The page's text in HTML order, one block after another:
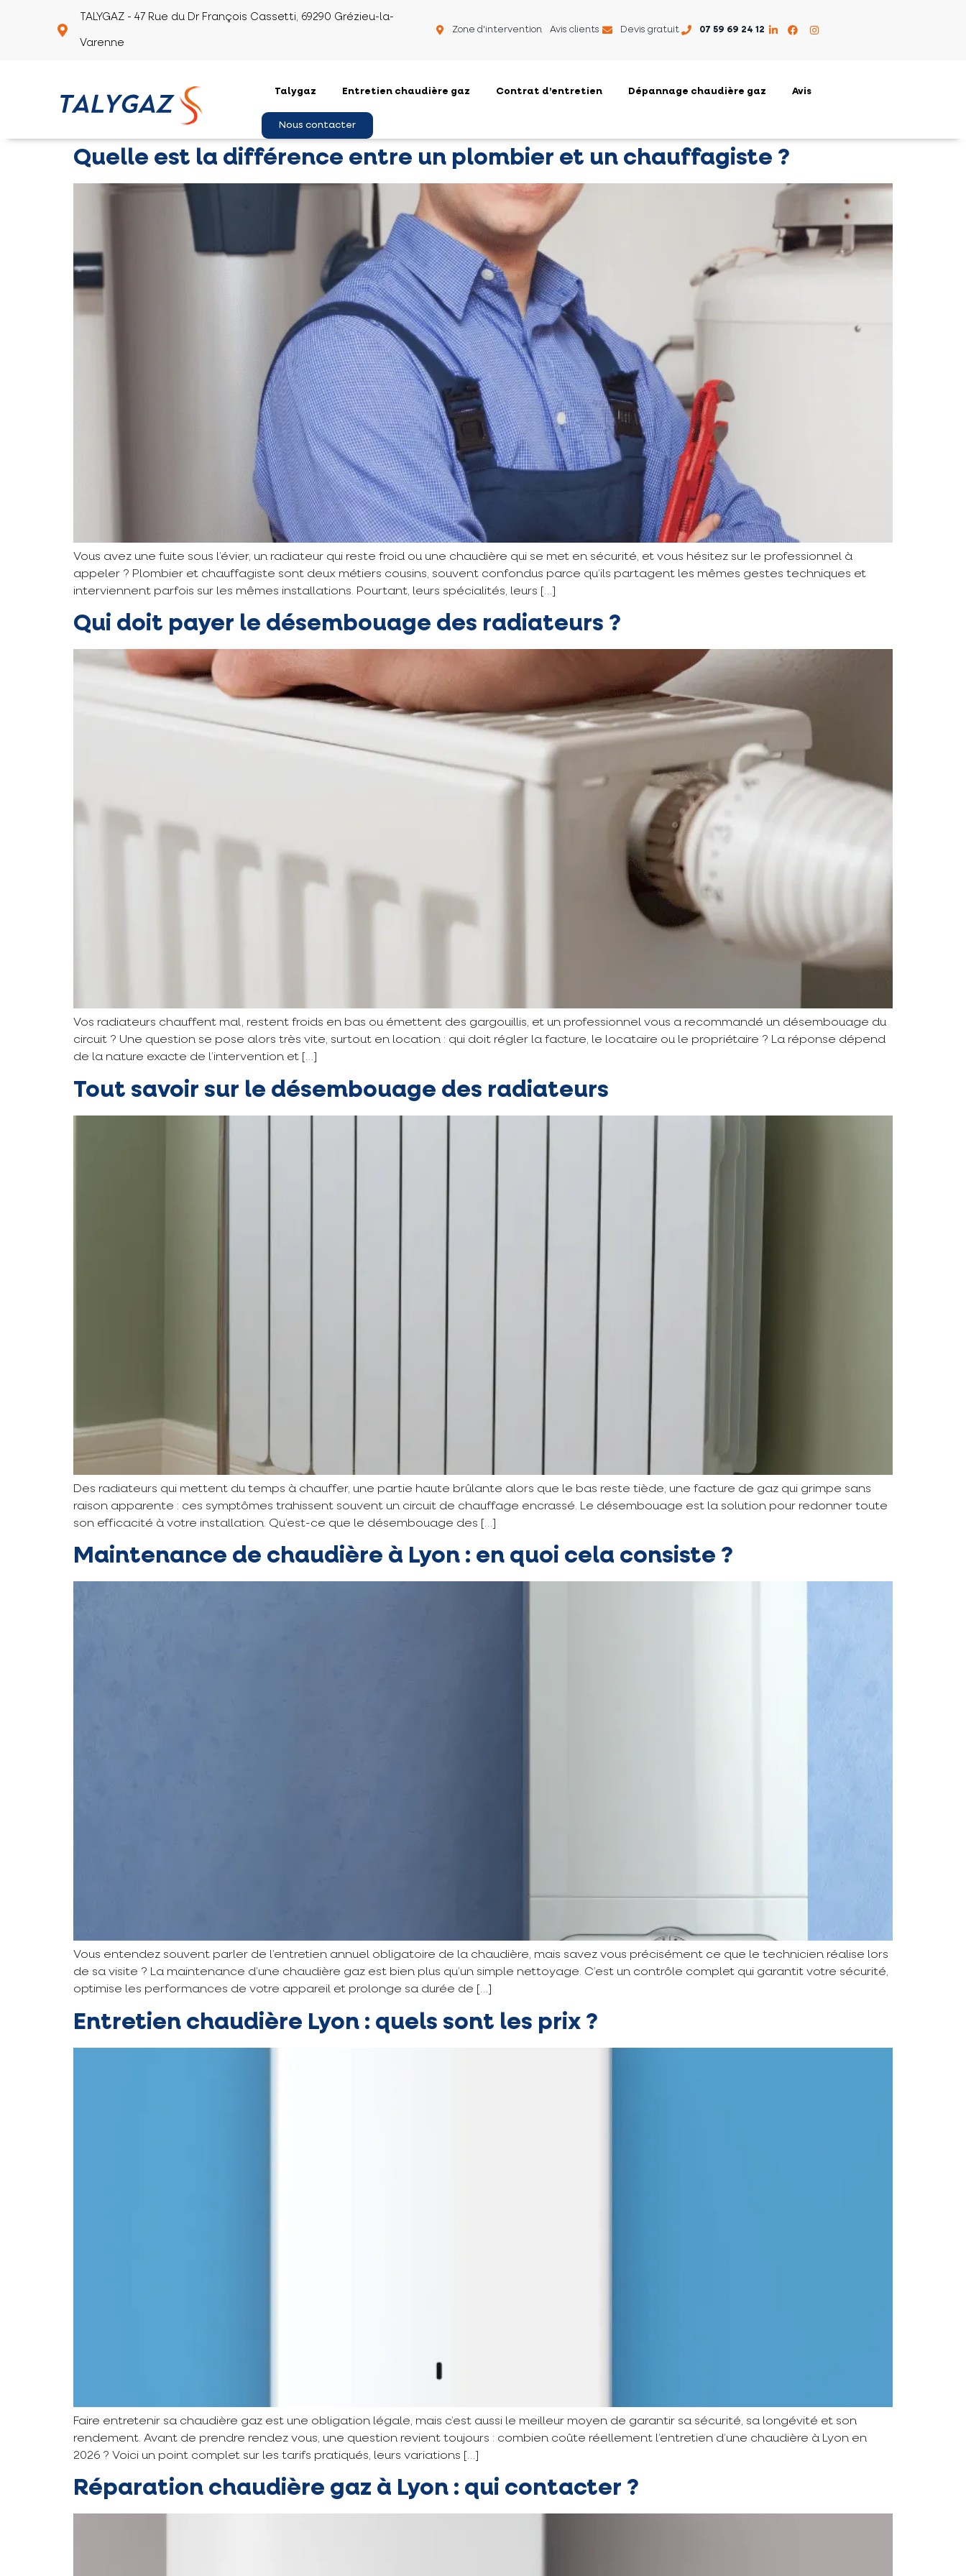
TALYGAZ - 47 Rue du Dr François Cassetti, 69290 Grézieu-la-
Varenne
Zone d'intervention Avis clients Devis gratuit 07 59 69 24 12
Talygaz Entretien chaudière gaz Contrat d’entretien Dépannage chaudière gaz Avis
Nous contacter
Quelle est la différence entre un plombier et un chauffagiste ?
Vous avez une fuite sous l’évier, un radiateur qui reste froid ou une chaudière qui se met en sécurité, et vous hésitez sur le professionnel à
appeler ? Plombier et chauffagiste sont deux métiers cousins, souvent confondus parce qu’ils partagent les mêmes gestes techniques et
interviennent parfois sur les mêmes installations. Pourtant, leurs spécialités, leurs […]
Qui doit payer le désembouage des radiateurs ?
Vos radiateurs chauffent mal, restent froids en bas ou émettent des gargouillis, et un professionnel vous a recommandé un désembouage du
circuit ? Une question se pose alors très vite, surtout en location : qui doit régler la facture, le locataire ou le propriétaire ? La réponse dépend
de la nature exacte de l’intervention et […]
Tout savoir sur le désembouage des radiateurs
Des radiateurs qui mettent du temps à chauffer, une partie haute brûlante alors que le bas reste tiède, une facture de gaz qui grimpe sans
raison apparente : ces symptômes trahissent souvent un circuit de chauffage encrassé. Le désembouage est la solution pour redonner toute
son efficacité à votre installation. Qu’est-ce que le désembouage des […]
Maintenance de chaudière à Lyon : en quoi cela consiste ?
Vous entendez souvent parler de l’entretien annuel obligatoire de la chaudière, mais savez vous précisément ce que le technicien réalise lors
de sa visite ? La maintenance d’une chaudière gaz est bien plus qu’un simple nettoyage. C’est un contrôle complet qui garantit votre sécurité,
optimise les performances de votre appareil et prolonge sa durée de […]
Entretien chaudière Lyon : quels sont les prix ?
Faire entretenir sa chaudière gaz est une obligation légale, mais c’est aussi le meilleur moyen de garantir sa sécurité, sa longévité et son
rendement. Avant de prendre rendez vous, une question revient toujours : combien coûte réellement l’entretien d’une chaudière à Lyon en
2026 ? Voici un point complet sur les tarifs pratiqués, leurs variations […]
Réparation chaudière gaz à Lyon : qui contacter ?